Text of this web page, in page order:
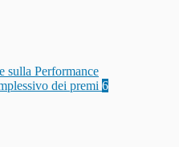
sulla Performance
dei premi 6